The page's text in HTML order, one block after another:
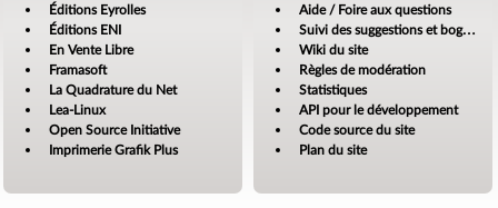
Éditions Eyrolles
Éditions ENI
En Vente Libre
Framasoft
La Quadrature du Net
Lea-Linux
Open Source Initiative
Imprimerie Grafik Plus
Aide / Foire aux questions
Suivi des suggestions et bogues
Wiki du site
Règles de modération
Statistiques
API pour le développement
Code source du site
Plan du site